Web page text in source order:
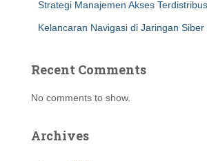
Strategi Manajemen Akses
Kelancaran Navigasi di Jaringan Siber
Recent Comments
No comments to show.
Archives